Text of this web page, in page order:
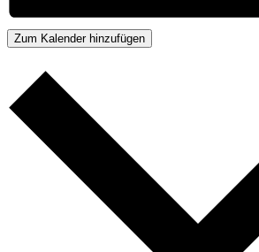
Zum Kalender hinzufügen